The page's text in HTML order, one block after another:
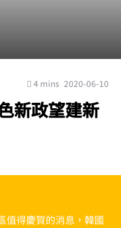
4 mins 2020-06-10
新政望建新
值得慶賀的消息，韓國